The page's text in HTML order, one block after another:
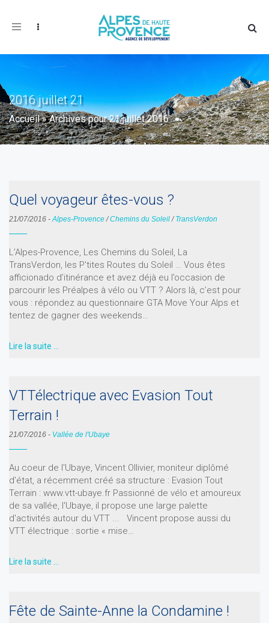
Toggle
2016 juillet 21
Accueil»Archives pour 21 juillet 2016
Quel voyageur êtes-vous ?
21/07/2016 -Alpes-Provence/Chemins du Soleil/ TransVerdon
L’Alpes-Provence, Les Chemins du Soleil, La
TransVerdon, les P'tites Routes du Soleil … Vous êtes
afficionado d’itinérance et avez déjà eu l’occasion de
parcourir les Préalpes à vélo ou VTT ? Alors là, c’est pour
vous : répondez au questionnaire GTA Move Your Alps et
tentez de gagner des weekends…
Lire la suite …
VTTélectrique avec Evasion Tout
Terrain !
21/07/2016 - Vallée de l'Ubaye
Au coeur de l'Ubaye, Vincent Ollivier, moniteur diplômé
d’état, a récemment créé sa structure : Evasion Tout
Terrain : www.vtt-ubaye.fr Passionné de vélo et amoureux
de sa vallée, l'Ubaye, il propose une large palette
d'activités autour du VTT ... Vincent propose aussi du
VTT électrique : sortie « mise…
Lire la suite …
Fête de Sainte-Anne la Condamine !